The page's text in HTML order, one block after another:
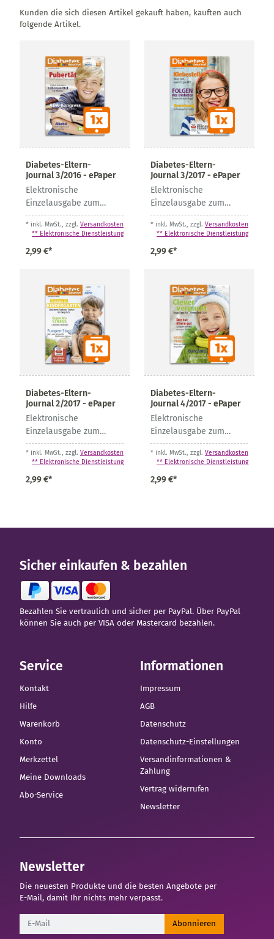
Kunden die sich diesen Artikel gekauft haben, kauften auch
folgende Artikel.
Diabetes-Eltern-
Journal 3/2016 - ePaper
2,99 €*
Elektronische
Einzelausgabe zum
Download
* inkl. MwSt., zzgl. Versandkosten
** Elektronische Dienstleistung
Diabetes-Eltern-
Journal 3/2017 - ePaper
2,99 €*
Elektronische
Einzelausgabe zum
Download
* inkl. MwSt., zzgl. Versandkosten
** Elektronische Dienstleistung
Diabetes-Eltern-
Journal 2/2017 - ePaper
2,99 €*
Elektronische
Einzelausgabe zum
Download
* inkl. MwSt., zzgl. Versandkosten
** Elektronische Dienstleistung
Diabetes-Eltern-
Journal 4/2017 - ePaper
2,99 €*
Elektronische
Einzelausgabe zum
Download
* inkl. MwSt., zzgl. Versandkosten
** Elektronische Dienstleistung
Sicher einkaufen & bezahlen
Bezahlen Sie vertraulich und sicher per PayPal. Über PayPal
können Sie auch per VISA oder Mastercard bezahlen.
Service
Kontakt
Hilfe
Warenkorb
Konto
Merkzettel
Meine Downloads
Abo-Service
Informationen
Impressum
AGB
Datenschutz
Datenschutz-Einstellungen
Versandinformationen &
Zahlung
Vertrag widerrufen
Newsletter
Newsletter
Die neuesten Produkte und die besten Angebote per
E-Mail, damit Ihr nichts mehr verpasst.
Newsletter Abonnieren